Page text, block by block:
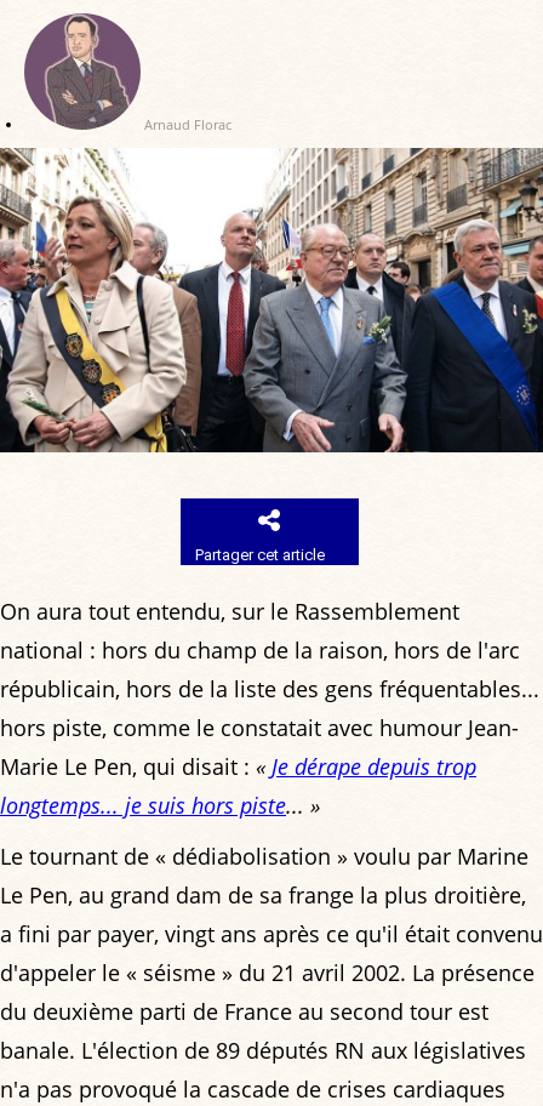
Arnaud Florac
Partager cet article
On aura tout entendu, sur le Rassemblement
national : hors du champ de la raison, hors de l'arc
républicain, hors de la liste des gens fréquentables...
hors piste, comme le constatait avec humour Jean-
Marie Le Pen, qui disait : « Je dérape depuis trop
longtemps... je suis hors piste... »
Le tournant de « dédiabolisation » voulu par Marine
Le Pen, au grand dam de sa frange la plus droitière,
a fini par payer, vingt ans après ce qu'il était convenu
d'appeler le « séisme » du 21 avril 2002. La présence
du deuxième parti de France au second tour est
banale. L'élection de 89 députés RN aux législatives
n'a pas provoqué la cascade de crises cardiaques